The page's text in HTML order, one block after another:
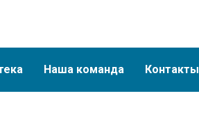
Наша команда Контакты